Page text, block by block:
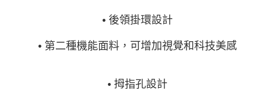
• 後領掛環設計
• 第二種機能面料，可增加視覺和科技美感
• 拇指孔設計